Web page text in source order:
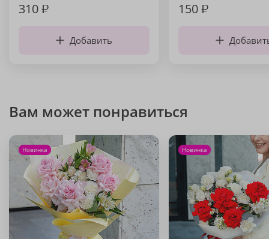
310₽
Добавить
150₽
Вам может понравиться
Новинка Новинка